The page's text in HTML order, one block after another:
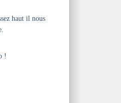
haut il nous
!